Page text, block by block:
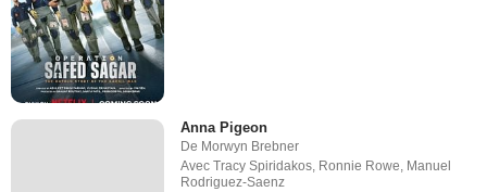
Anna Pigeon
De Morwyn Brebner
AvecTracy Spiridakos, Ronnie Rowe, Manuel
Rodriguez-Saenz